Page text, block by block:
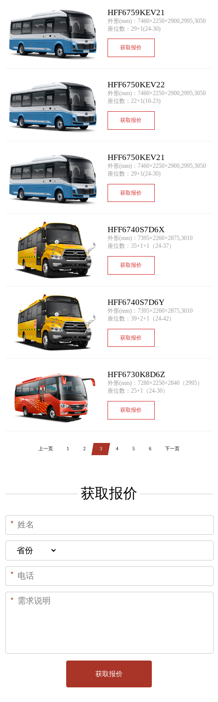
HFF6759KEV21
外形(mm)：7460×2250×2900,2995,3050
座位数：29+1(24-30)
获取报价
HFF6750KEV22
外形(mm)：7460×2250×2900,2995,3050
座位数：22+1(10-23)
获取报价
HFF6750KEV21
外形(mm)：7460×2250×2900,2995,3050
座位数：29+1(24-30)
获取报价
HFF6740S7D6X
外形(mm)：7395×2260×2875,3010
座位数：35+1+1（24-37）
获取报价
HFF6740S7D6Y
外形(mm)：7395×2260×2875,3010
座位数：39+2+1（24-42）
获取报价
HFF6730K8D6Z
外形(mm)：7280×2250×2840（2995）
座位数：25+1（24-30）
获取报价
上一页 1 2 3 4 5 6 下一页
获取报价